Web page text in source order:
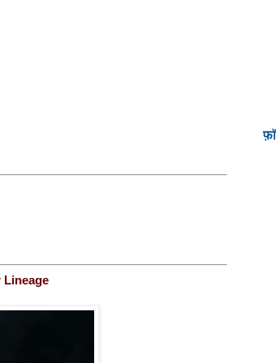
Lineage